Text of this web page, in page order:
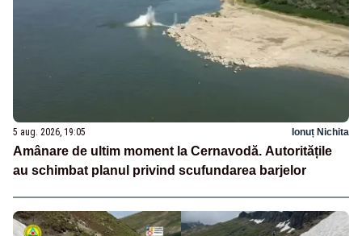
5 aug. 2026, 19:05 Ionuț Nichita
Amânare de ultim moment la Cernavodă. Autoritățile
au schimbat planul privind scufundarea barjelor